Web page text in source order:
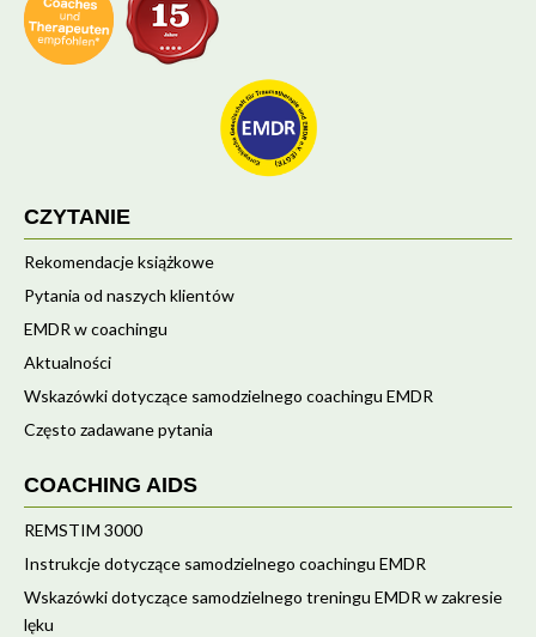
CZYTANIE
Rekomendacje książkowe
Pytania od naszych klientów
EMDR w coachingu
Aktualności
Wskazówki dotyczące samodzielnego coachingu EMDR
Często zadawane pytania
COACHING AIDS
REMSTIM 3000
Instrukcje dotyczące samodzielnego coachingu EMDR
Wskazówki dotyczące samodzielnego treningu EMDR w zakresie
lęku